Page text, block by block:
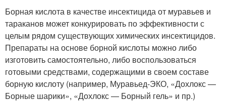
Борная кислота в качестве инсектицида от муравьев и
тараканов может конкурировать по эффективности с
целым рядом существующих химических инсектицидов.
Препараты на основе борной кислоты можно либо
изготовить самостоятельно, либо воспользоваться
готовыми средствами, содержащими в своем составе
борную кислоту (например, Муравьед-ЭКО, «Дохлокс —
Борные шарики», «Дохлокс — Борный гель» и пр.)